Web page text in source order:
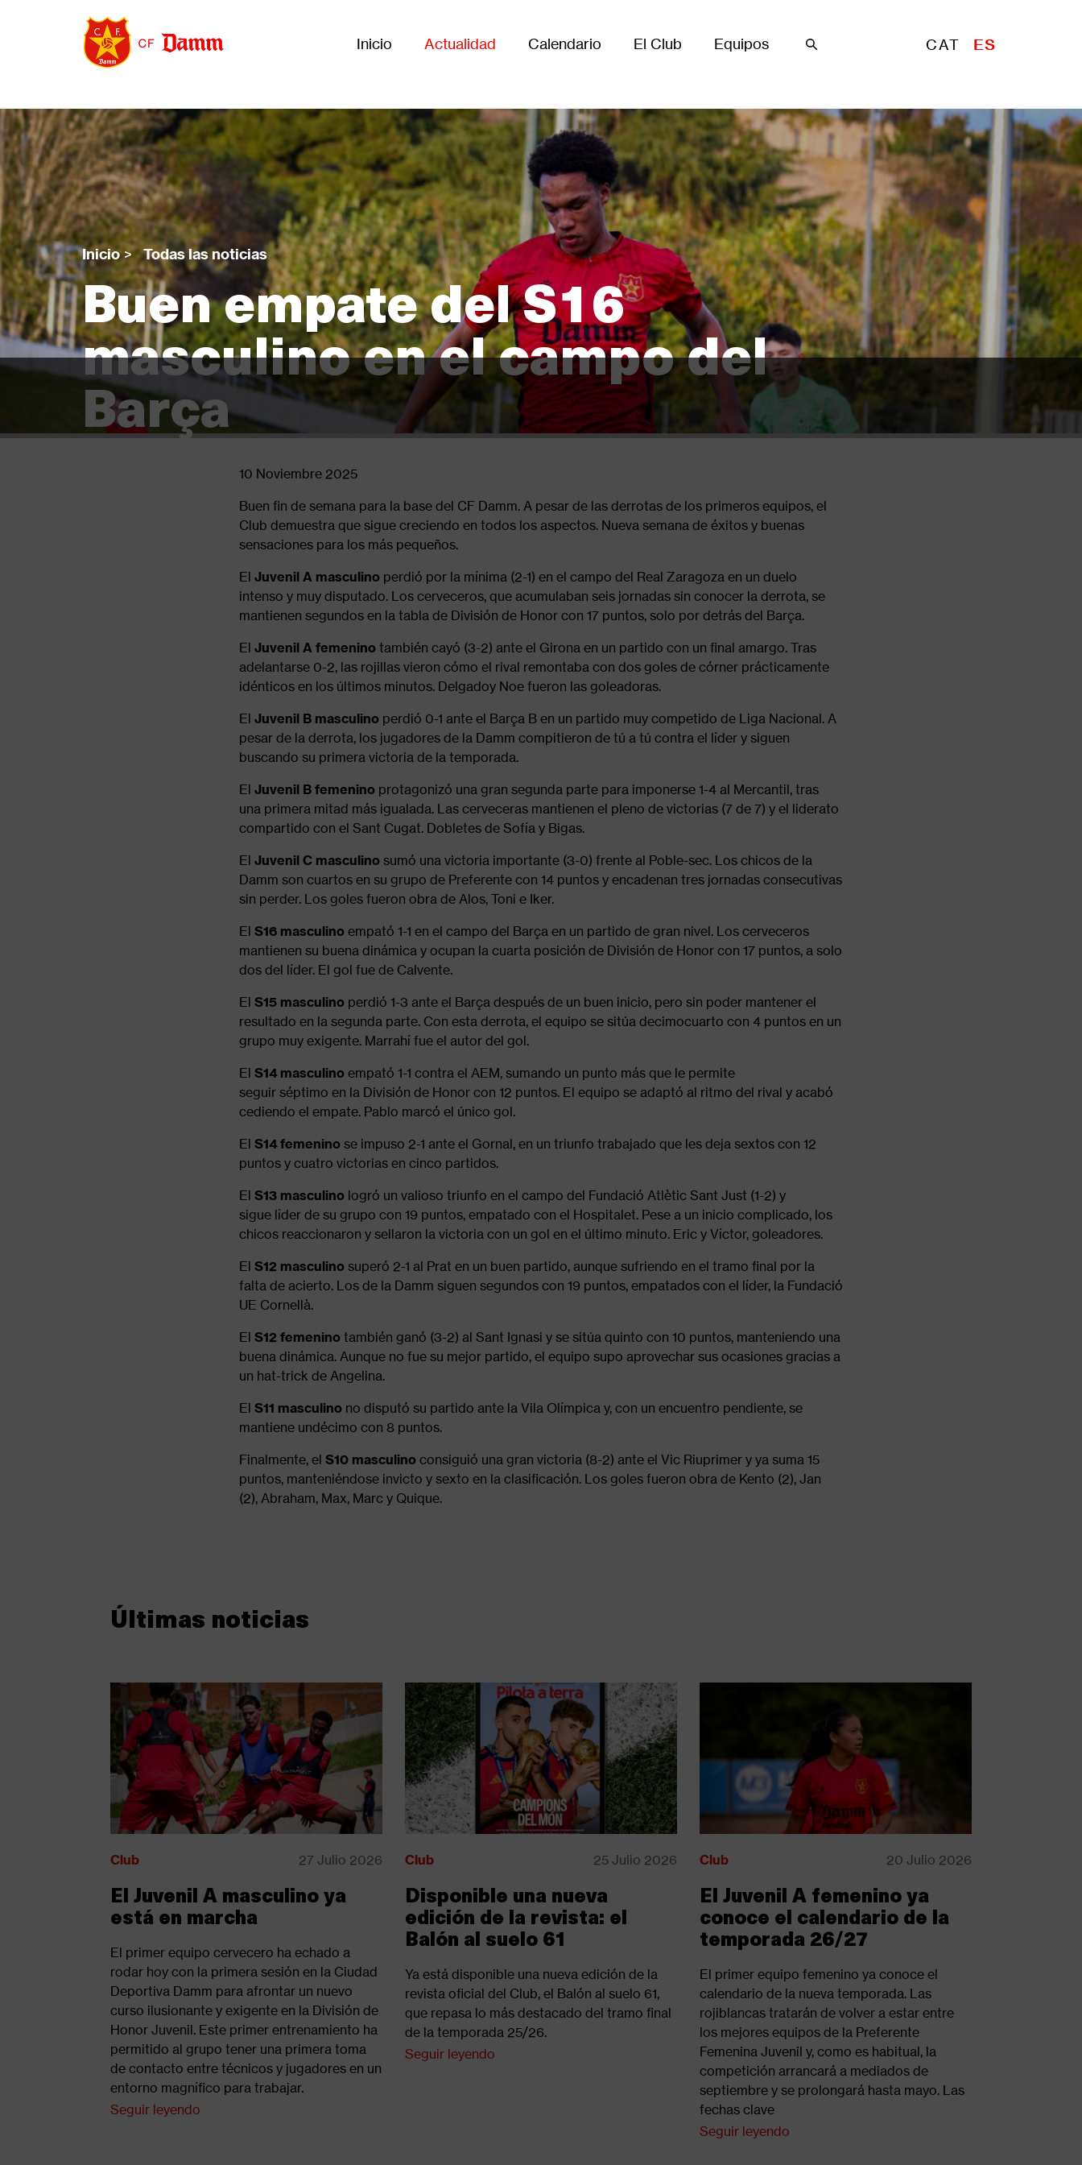
Main
navigation
Inicio Actualidad Calendario El Club Equipos CAT ES
Back
to
top
Sobrescribir
enlaces
de
ayuda
navegación
Inicio > Todas las noticias
Buen empate del S16
masculino en el campo del
Barça
10 Noviembre 2025
Buen fin de semana para la base del CF Damm. A pesar de las derrotas de los primeros equipos, el
Club demuestra que sigue creciendo en todos los aspectos. Nueva semana de éxitos y buenas
sensaciones para los más pequeños.
El Juvenil A masculino perdió por la mínima (2-1) en el campo del Real Zaragoza en un duelo
intenso y muy disputado. Los cerveceros, que acumulaban seis jornadas sin conocer la derrota, se
mantienen segundos en la tabla de División de Honor con 17 puntos, solo por detrás del Barça.
El Juvenil A femenino también cayó (3-2) ante el Girona en un partido con un final amargo. Tras
adelantarse 0-2, las rojillas vieron cómo el rival remontaba con dos goles de córner prácticamente
idénticos en los últimos minutos. Delgadoy Noe fueron las goleadoras.
El Juvenil B masculino perdió 0-1 ante el Barça B en un partido muy competido de Liga Nacional. A
pesar de la derrota, los jugadores de la Damm compitieron de tú a tú contra el líder y siguen
buscando su primera victoria de la temporada.
El Juvenil B femenino protagonizó una gran segunda parte para imponerse 1-4 al Mercantil, tras
una primera mitad más igualada. Las cerveceras mantienen el pleno de victorias (7 de 7) y el liderato
compartido con el Sant Cugat. Dobletes de Sofía y Bigas.
El Juvenil C masculino sumó una victoria importante (3-0) frente al Poble-sec. Los chicos de la
Damm son cuartos en su grupo de Preferente con 14 puntos y encadenan tres jornadas consecutivas
sin perder. Los goles fueron obra de Alos, Toni e Iker.
El S16 masculino empató 1-1 en el campo del Barça en un partido de gran nivel. Los cerveceros
mantienen su buena dinámica y ocupan la cuarta posición de División de Honor con 17 puntos, a solo
dos del líder. El gol fue de Calvente.
El S15 masculino perdió 1-3 ante el Barça después de un buen inicio, pero sin poder mantener el
resultado en la segunda parte. Con esta derrota, el equipo se sitúa decimocuarto con 4 puntos en un
grupo muy exigente. Marrahí fue el autor del gol.
El S14 masculino empató 1-1 contra el AEM, sumando un punto más que le permite
seguir séptimo en la División de Honor con 12 puntos. El equipo se adaptó al ritmo del rival y acabó
cediendo el empate. Pablo marcó el único gol.
El S14 femenino se impuso 2-1 ante el Gornal, en un triunfo trabajado que les deja sextos con 12
puntos y cuatro victorias en cinco partidos.
El S13 masculino logró un valioso triunfo en el campo del Fundació Atlètic Sant Just (1-2) y
sigue líder de su grupo con 19 puntos, empatado con el Hospitalet. Pese a un inicio complicado, los
chicos reaccionaron y sellaron la victoria con un gol en el último minuto. Eric y Víctor, goleadores.
El S12 masculino superó 2-1 al Prat en un buen partido, aunque sufriendo en el tramo final por la
falta de acierto. Los de la Damm siguen segundos con 19 puntos, empatados con el líder, la Fundació
UE Cornellà.
El S12 femenino también ganó (3-2) al Sant Ignasi y se sitúa quinto con 10 puntos, manteniendo una
buena dinámica. Aunque no fue su mejor partido, el equipo supo aprovechar sus ocasiones gracias a
un hat-trick de Angelina.
El S11 masculino no disputó su partido ante la Vila Olímpica y, con un encuentro pendiente, se
mantiene undécimo con 8 puntos.
Finalmente, el S10 masculino consiguió una gran victoria (8-2) ante el Vic Riuprimer y ya suma 15
puntos, manteniéndose invicto y sexto en la clasificación. Los goles fueron obra de Kento (2), Jan
(2), Abraham, Max, Marc y Quique.
Últimas noticias
Club 27 Julio 2026
El Juvenil A masculino ya
está en marcha
El primer equipo cervecero ha echado a
rodar hoy con la primera sesión en la Ciudad
Deportiva Damm para afrontar un nuevo
curso ilusionante y exigente en la División de
Honor Juvenil. Este primer entrenamiento ha
permitido al grupo tener una primera toma
de contacto entre técnicos y jugadores en un
entorno magnífico para trabajar.
Seguir leyendo
Club 25 Julio 2026
Disponible una nueva
edición de la revista: el
Balón al suelo 61
Ya está disponible una nueva edición de la
revista oficial del Club, el Balón al suelo 61,
que repasa lo más destacado del tramo final
de la temporada 25/26.
Seguir leyendo
Club 20 Julio 2026
El Juvenil A femenino ya
conoce el calendario de la
temporada 26/27
El primer equipo femenino ya conoce el
calendario de la nueva temporada. Las
rojiblancas tratarán de volver a estar entre
los mejores equipos de la Preferente
Femenina Juvenil y, como es habitual, la
competición arrancará a mediados de
septiembre y se prolongará hasta mayo. Las
fechas clave
Seguir leyendo